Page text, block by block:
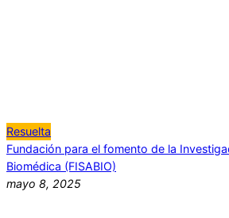
Resuelta
Fundación para el fomento de la
Biomédica (FISABIO)
mayo 8, 2025